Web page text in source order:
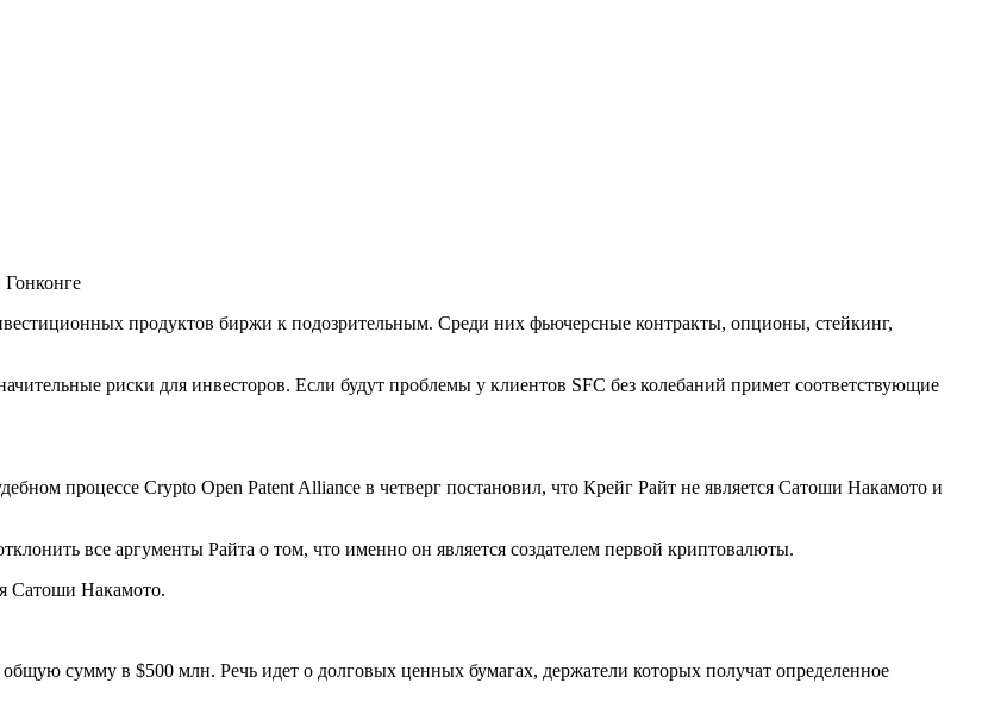
продуктов биржи к подозрительным. Среди них фьючерсные контракты, опционы, стейкинг,
риски для инвесторов. Если будут проблемы у клиентов SFC без колебаний примет соответствующие
процессе Crypto Open Patent Alliance в четверг постановил, что Крейг Райт не является Сатоши Накамото и
все аргументы Райта о том, что именно он является создателем первой криптовалюты.
Сатоши Накамото.
сумму в $500 млн. Речь идет о долговых ценных бумагах, держатели которых получат определенное